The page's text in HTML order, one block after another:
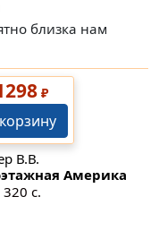
близка нам
₽
В.В.
Америка
с.